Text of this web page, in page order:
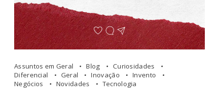
Assuntos em Geral Blog
Curiosidades
Diferencial
Geral Inovação
Invento
Negócios
Novidades Tecnologia